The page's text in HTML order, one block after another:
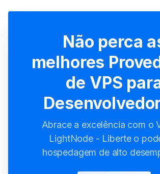
Não perca
melhores
de VPS
Abrace a excelência com o
LightNode - Liberte o
hospedagem de alto
Comprar